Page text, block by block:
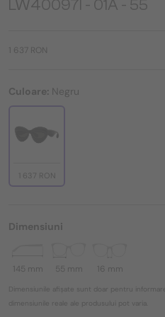
LW40097I - 01A - 55
1 637 RON
Culoare: Negru
1 637 RON
Dimensiuni
145 mm 55 mm 16 mm
Dimensiunile afișate sunt doar pentru informare,
dimensiunile reale ale produsului pot varia.